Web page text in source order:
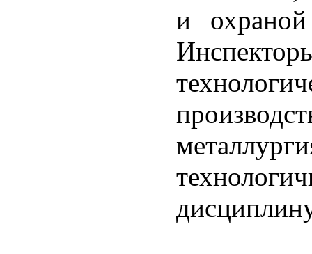
и